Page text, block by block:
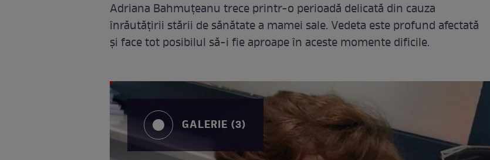
Adriana Bahmuțeanu trece printr-o perioadă delicată din cauza
înrăutățirii stării de sănătate a mamei sale. Vedeta este profund afectată
și face tot posibilul să-i fie aproape în aceste momente dificile.
GALERIE (3)